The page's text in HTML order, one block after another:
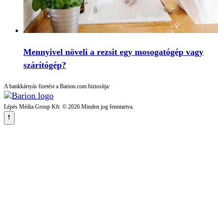
Mennyivel növeli a rezsit egy mosogatógép vagy
szárítógép?
A bankkártyás fizetést a Barion.com biztosítja:
Lépés Média Group Kft. © 2026 Minden jog fenntartva.
🠕